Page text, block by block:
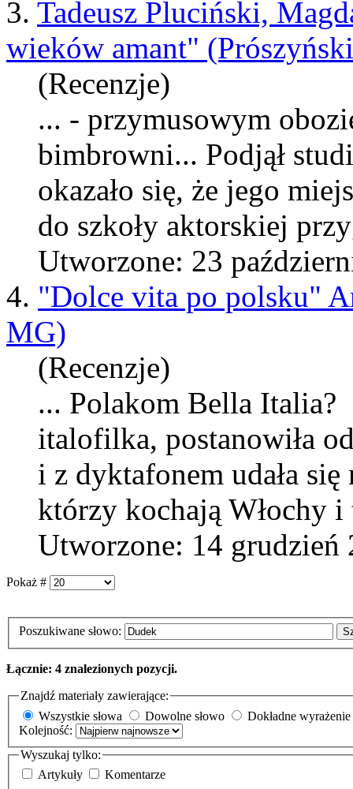
3. Tadeusz Pluciński,
wieków amant"
(Recenzje)
... - przymusowym
bimbrowni... Podjął
okazało się, że jego
do szkoły aktorskiej
Utworzone: 23
4. "Dolce vita po polsku"
MG)
(Recenzje)
... Polakom Bella
italofilka, postanowiła
i z dyktafonem udała
którzy kochają Włochy
Utworzone: 14 grudzień
Pokaż #
Poszukiwane słowo:
Łącznie: 4 znalezionych pozycji.
Znajdź materiały zawierające:
Wszystkie słowa
Dowolne słowo
Dokładne wyrażenie
Kolejność:
Wyszukaj tylko:
Artykuły
Komentarze